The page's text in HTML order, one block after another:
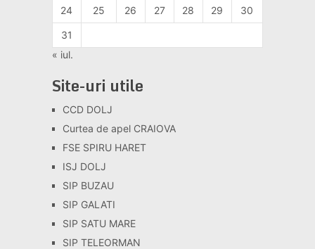
24 25 26 27 28 29 30
31
« iul.
Site-uri utile
CCD DOLJ
Curtea de apel CRAIOVA
FSE SPIRU HARET
ISJ DOLJ
SIP BUZAU
SIP GALATI
SIP SATU MARE
SIP TELEORMAN